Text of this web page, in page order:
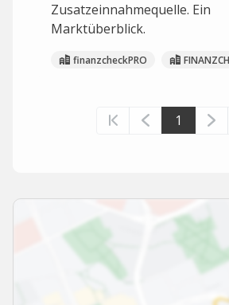
Zusatzeinnahmequelle. Ein
Marktüberblick.
finanzcheckPRO
1